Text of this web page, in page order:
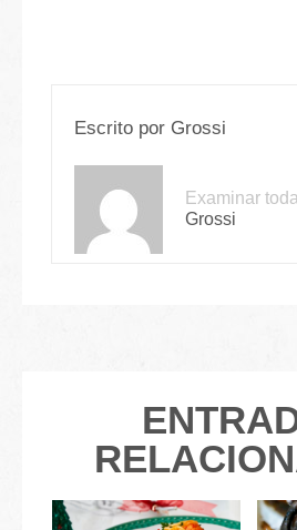
Escrito por Grossi
Examinar
Grossi